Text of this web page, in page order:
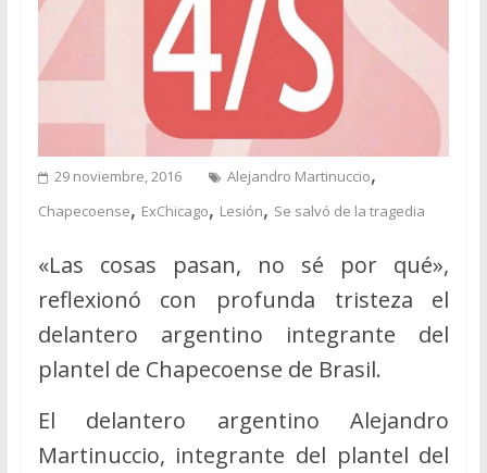
29 noviembre, 2016 Alejandro Martinuccio,
Chapecoense, ExChicago, Lesión, Se salvó de la tragedia
«Las cosas pasan, no sé por qué»,
reflexionó con profunda tristeza el
delantero argentino integrante del
plantel de Chapecoense de Brasil.
El delantero argentino Alejandro
Martinuccio, integrante del plantel del